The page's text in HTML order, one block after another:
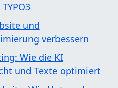
und
verbessern
Wie die KI
und Texte optimiert